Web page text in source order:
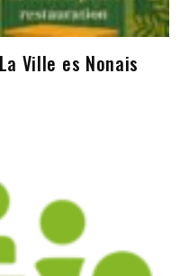
Ville es Nonais